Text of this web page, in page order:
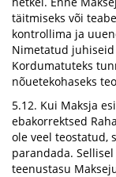
täitmiseks või
kontrollima ja
Nimetatud
Kordumatuteks
nõuetekohaseks
5.12. Kui Maksja
ebakorrektsed
ole veel teostatud,
parandada.
teenustasu